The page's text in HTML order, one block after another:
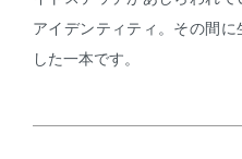
アイデンティティ。その間
した一本です。